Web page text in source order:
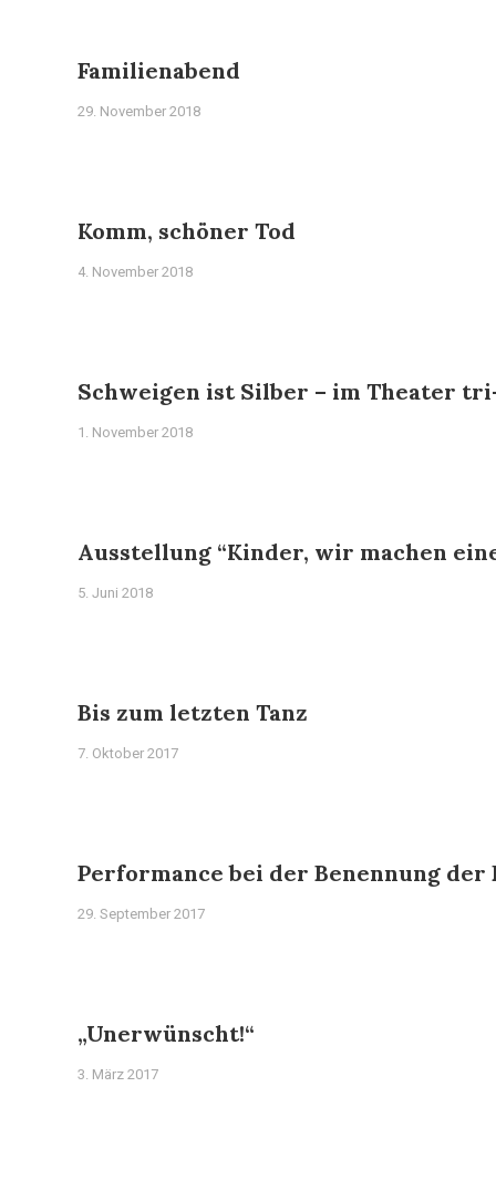
Familienabend
29. November 2018
Komm, schöner Tod
4. November 2018
Schweigen ist Silber – im Theater
1. November 2018
Ausstellung “Kinder, wir machen
5. Juni 2018
Bis zum letzten Tanz
7. Oktober 2017
Performance bei der Benennung der
29. September 2017
„Unerwünscht!“
3. März 2017